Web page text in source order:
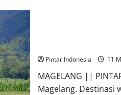
Pintar Indonesia 11
MAGELANG ||
Magelang. Destinasi